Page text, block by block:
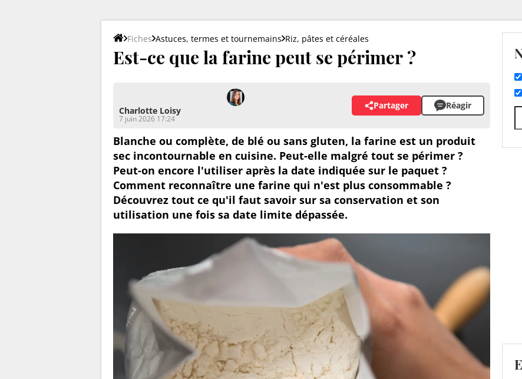
Fiches Astuces, termes et tournemains Riz, pâtes et céréales
Est-ce que la farine peut se périmer ?
Charlotte Loisy
7 juin 2026 17:24
Partager Réagir
Blanche ou complète, de blé ou sans gluten, la farine est un produit
sec incontournable en cuisine. Peut-elle malgré tout se périmer ?
Peut-on encore l'utiliser après la date indiquée sur le paquet ?
Comment reconnaître une farine qui n'est plus consommable ?
Découvrez tout ce qu'il faut savoir sur sa conservation et son
utilisation une fois sa date limite dépassée.